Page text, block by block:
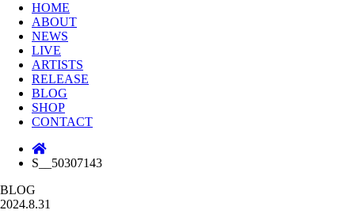
HOME
ABOUT
NEWS
LIVE
ARTISTS
RELEASE
BLOG
SHOP
CONTACT
S__50307143
BLOG
2024.8.31